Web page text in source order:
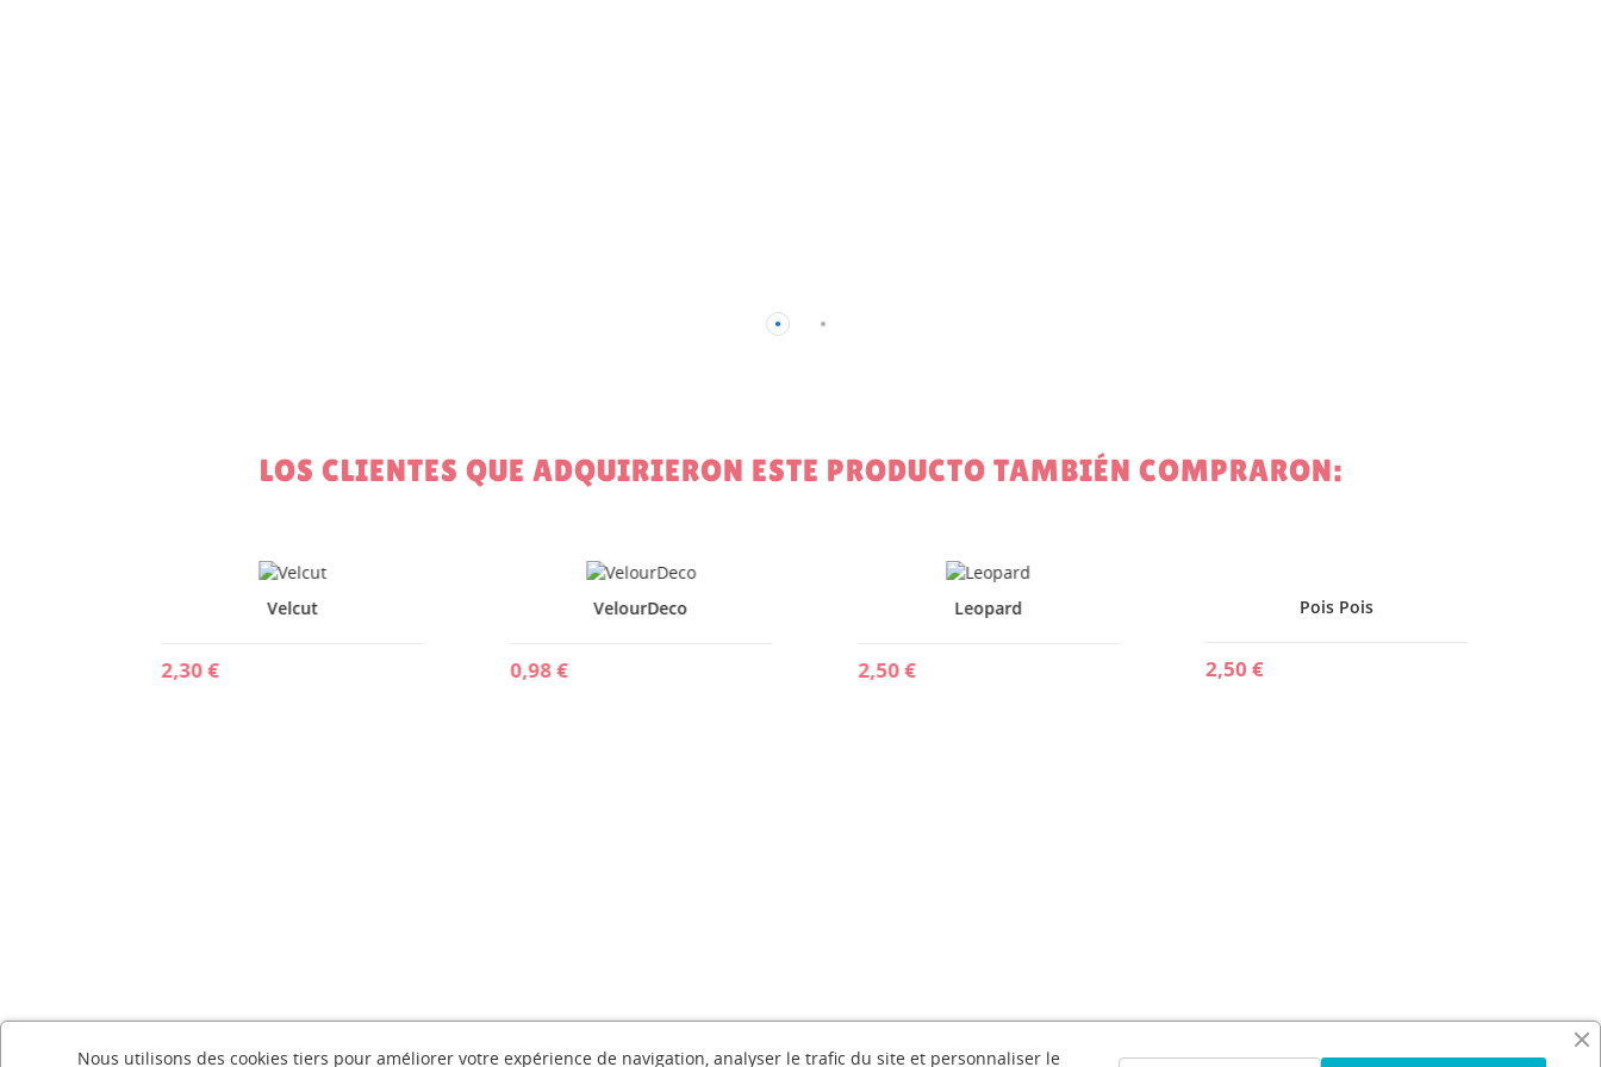
LOS CLIENTES QUE ADQUIRIERON ESTE PRODUCTO TAMBIÉN COMPRARON:
Velcut
2,30 €
VelourDeco
0,98 €
Leopard
2,50 €
Pois Pois
2,50 €
Nous utilisons des cookies tiers pour améliorer votre expérience de navigation, analyser le trafic du site et personnaliser le